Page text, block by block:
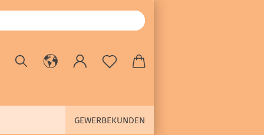
GEWERBEKUNDEN